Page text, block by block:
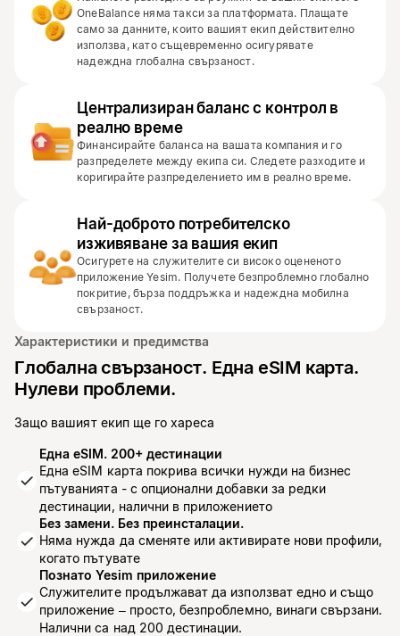
OneBalance няма такси за платформата. Плащате
само за данните, които вашият екип действително
използва, като същевременно осигурявате
надеждна глобална свързаност.
Централизиран баланс с контрол в
реално време
Финансирайте баланса на вашата компания и го
разпределете между екипа си. Следете разходите и
коригирайте разпределението им в реално време.
Най-доброто потребителско
изживяване за вашия екип
Осигурете на служителите си високо оцененото
приложение Yesim. Получете безпроблемно глобално
покритие, бърза поддръжка и надеждна мобилна
свързаност.
Характеристики и предимства
Глобална свързаност. Една eSIM карта.
Нулеви проблеми.
Защо вашият екип ще го хареса
Една eSIM. 200+ дестинации
Една eSIM карта покрива всички нужди на бизнес
пътуванията - с опционални добавки за редки
дестинации, налични в приложението
Без замени. Без преинсталации.
Няма нужда да сменяте или активирате нови профили,
когато пътувате
Познато Yesim приложение
Служителите продължават да използват едно и също
приложение – просто, безпроблемно, винаги свързани.
Налични са над 200 дестинации.